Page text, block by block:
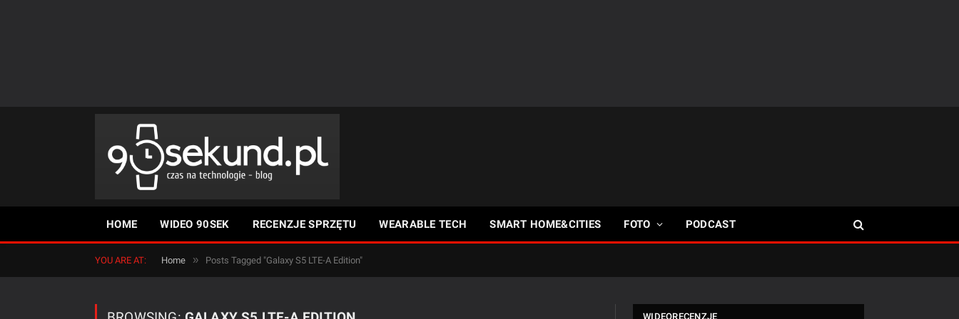
HOME WIDEO 90SEK RECENZJE SPRZĘTU WEARABLE TECH SMART HOME&CITIES FOTO PODCAST
YOU ARE AT: Home » Posts Tagged "Galaxy S5 LTE-A Edition"
WIDEORECENZJE